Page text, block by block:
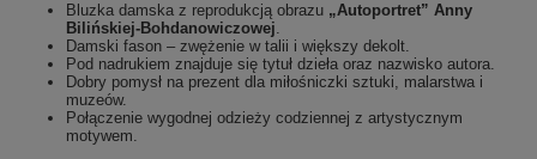
Bluzka damska z reprodukcją obrazu „Autoportret” Anny
Bilińskiej-Bohdanowiczowej.
Damski fason – zwężenie w talii i większy dekolt.
Pod nadrukiem znajduje się tytuł dzieła oraz nazwisko autora.
Dobry pomysł na prezent dla miłośniczki sztuki, malarstwa i
muzeów.
Połączenie wygodnej odzieży codziennej z artystycznym
motywem.